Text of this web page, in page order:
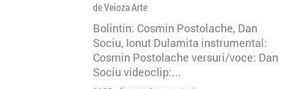
de Veioza Arte
Bolintin: Cosmin Postolache, Dan
Sociu, Ionut Dulamita instrumental:
Cosmin Postolache versuri/voce: Dan
Sociu videoclip:...